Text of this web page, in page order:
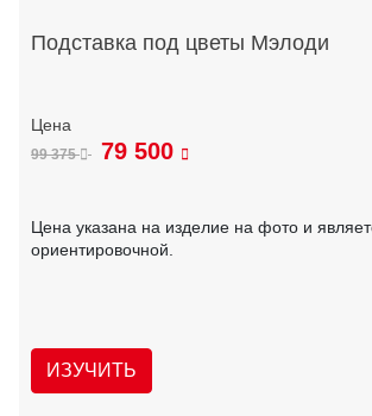
Подставка под цветы Мэлоди
99 375 79 500
Цена указана на изделие на фото и
ориентировочной.
ИЗУЧИТЬ